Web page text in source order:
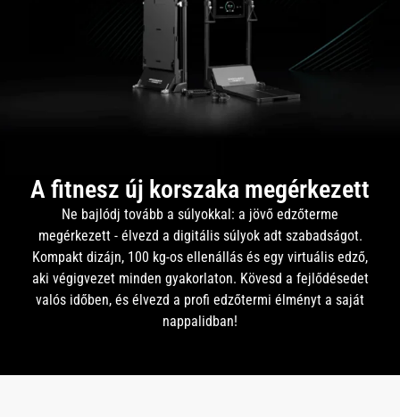
A fitnesz új korszaka megérkezett
Ne bajlódj tovább a súlyokkal: a jövő edzőterme
megérkezett - élvezd a digitális súlyok adt szabadságot.
Kompakt dizájn, 100 kg-os ellenállás és egy virtuális edző,
aki végigvezet minden gyakorlaton. Kövesd a fejlődésedet
valós időben, és élvezd a profi edzőtermi élményt a saját
nappalidban!